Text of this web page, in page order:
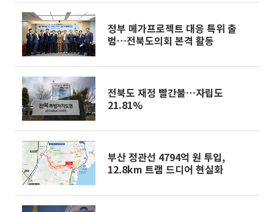
정부 메가프로젝트 대응 특위 출
범…전북도의회 본격 활동
전북도 재정 빨간불…자립도
21.81%
부산 정관선 4794억 원 투입,
12.8km 트램 드디어 현실화